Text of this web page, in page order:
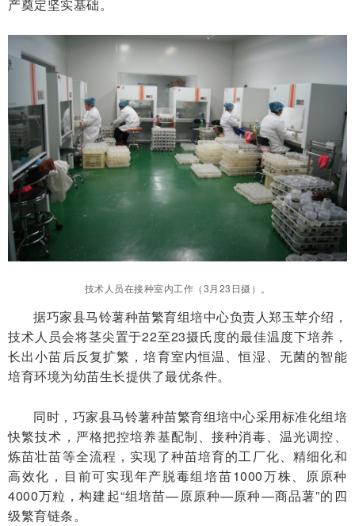
产奠定坚实基础。
技术人员在接种室内工作（3月23日摄）。
据巧家县马铃薯种苗繁育组培中心负责人郑玉苹介绍，
技术人员会将茎尖置于22至23摄氏度的最佳温度下培养，
长出小苗后反复扩繁，培育室内恒温、恒湿、无菌的智能
培育环境为幼苗生长提供了最优条件。
同时，巧家县马铃薯种苗繁育组培中心采用标准化组培
快繁技术，严格把控培养基配制、接种消毒、温光调控、
炼苗壮苗等全流程，实现了种苗培育的工厂化、精细化和
高效化，目前可实现年产脱毒组培苗1000万株、原原种
4000万粒，构建起“组培苗—原原种—原种—商品薯”的四
级繁育链条。